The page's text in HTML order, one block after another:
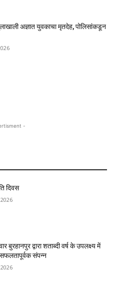
अज्ञात युवकाचा मृतदेह, पोलिसांकडून
-
दिवस
बुरहानपुर द्वारा शताब्दी वर्ष के उपलक्ष्य में
सफलतापूर्वक संपन्न